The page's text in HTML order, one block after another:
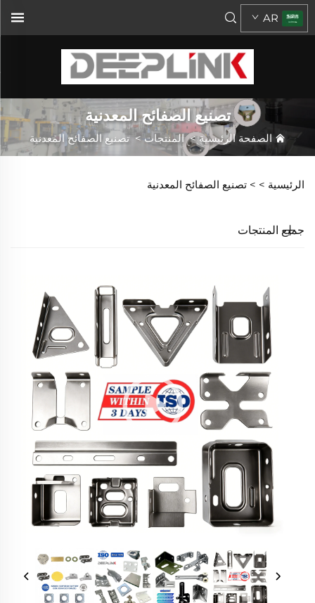
AR
تصنيع الصفائح المعدنية
الصفحة الرئيسية>المنتجات >تصنيع الصفائح المعدنية
الرئيسية > > تصنيع الصفائح المعدنية
جميع المنتجات